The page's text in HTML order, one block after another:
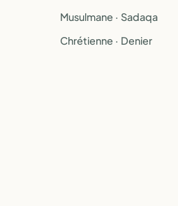
Musulmane · Sadaqa
Chrétienne · Denier